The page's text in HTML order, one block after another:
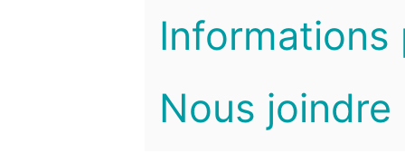
Informations
Nous joindre